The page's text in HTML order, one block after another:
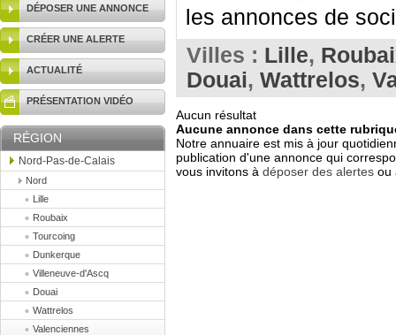
DÉPOSER UNE ANNONCE
CRÉER UNE ALERTE
ACTUALITÉ
PRÉSENTATION VIDÉO
RÉGION
Nord-Pas-de-Calais
Nord
Lille
Roubaix
Tourcoing
Dunkerque
Villeneuve-d'Ascq
Douai
Wattrelos
Valenciennes
les annonces de
Villes : Lille,
Douai, Wattrelos,
Aucun résultat
Aucune annonce dans cette
Notre annuaire est mis à jour
publication d'une annonce qui
vous invitons à déposer des alertes ou